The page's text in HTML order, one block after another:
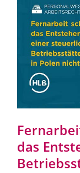
das